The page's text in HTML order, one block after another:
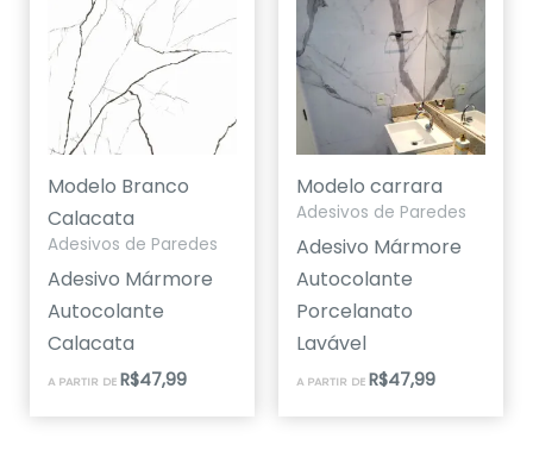
Modelo Branco
Calacata
Adesivos de Paredes
Adesivo Mármore
Autocolante
Calacata
A PARTIR DE R$47,99
Modelo carrara
Adesivos de Paredes
Adesivo Mármore
Autocolante
Porcelanato
Lavável
A PARTIR DE R$47,99